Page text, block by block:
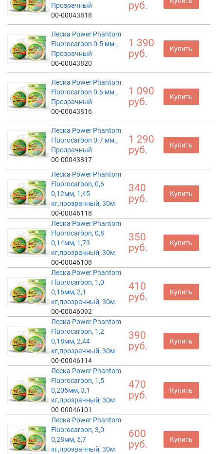
Прозрачный
00-00043818
руб.
Леска Power Phantom
Fluorocarbon 0.5 мм.,
Прозрачный
00-00043820
1 390
руб.
Купить
Леска Power Phantom
Fluorocarbon 0.6 мм.,
Прозрачный
00-00043816
1 090
руб.
Купить
Леска Power Phantom
Fluorocarbon 0.7 мм.,
Прозрачный
00-00043817
1 290
руб.
Купить
Леска Power Phantom
Fluorocarbon, 0,6
0,12мм, 1,45
кг,прозрачный, 30м
00-00046118
340
руб.
Купить
Леска Power Phantom
Fluorocarbon, 0,8
0,14мм, 1,73
кг,прозрачный, 30м
00-00046108
350
руб.
Купить
Леска Power Phantom
Fluorocarbon, 1,0
0,16мм, 2,1
кг,прозрачный, 30м
00-00046092
410
руб.
Купить
Леска Power Phantom
Fluorocarbon, 1,2
0,18мм, 2,44
кг,прозрачный, 30м
00-00046114
390
руб.
Купить
Леска Power Phantom
Fluorocarbon, 1,5
0,205мм, 3,1
кг,прозрачный, 30м
00-00046101
470
руб.
Купить
Леска Power Phantom
Fluorocarbon, 3,0
0,28мм, 5,7
кг,прозрачный, 30м
600
руб.
Купить